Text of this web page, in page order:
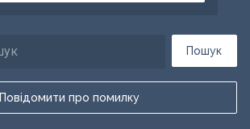
Пошук
Повідомити про помилку